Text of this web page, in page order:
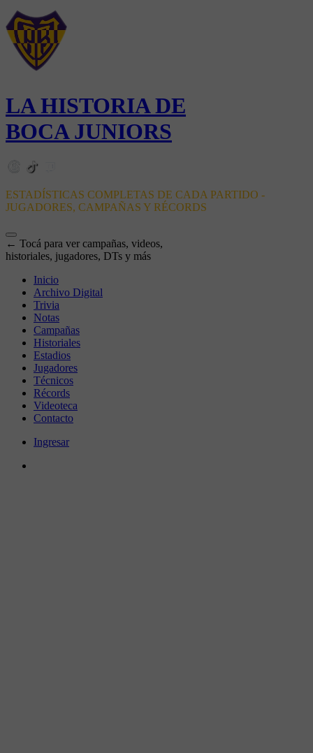
LA HISTORIA DE
BOCA JUNIORS
ESTADÍSTICAS COMPLETAS DE CADA PARTIDO -
JUGADORES, CAMPAÑAS Y RÉCORDS
← Tocá para ver campañas, videos,
historiales, jugadores, DTs y más
Inicio
Archivo Digital
Trivia
Notas
Campañas
Historiales
Estadios
Jugadores
Técnicos
Récords
Videoteca
Contacto
Ingresar